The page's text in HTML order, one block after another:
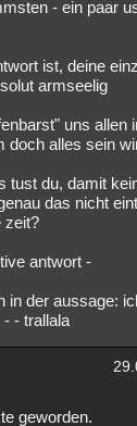
- ein paar
ist, deine
armseelig
uns allen
doch alles sein
tust du, damit
das nicht
zeit?
antwort -
in der aussage:
- trallala
geworden.